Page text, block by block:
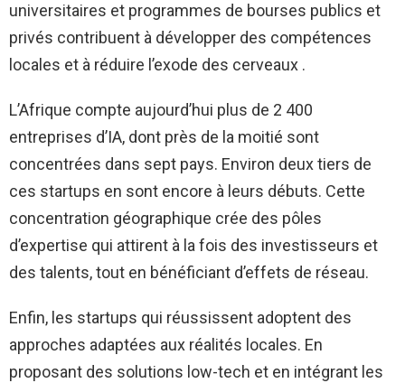
universitaires et programmes de bourses publics et
privés contribuent à développer des compétences
locales et à réduire l’exode des cerveaux .
L’Afrique compte aujourd’hui plus de 2 400
entreprises d’IA, dont près de la moitié sont
concentrées dans sept pays. Environ deux tiers de
ces startups en sont encore à leurs débuts. Cette
concentration géographique crée des pôles
d’expertise qui attirent à la fois des investisseurs et
des talents, tout en bénéficiant d’effets de réseau.
Enfin, les startups qui réussissent adoptent des
approches adaptées aux réalités locales. En
proposant des solutions low-tech et en intégrant les